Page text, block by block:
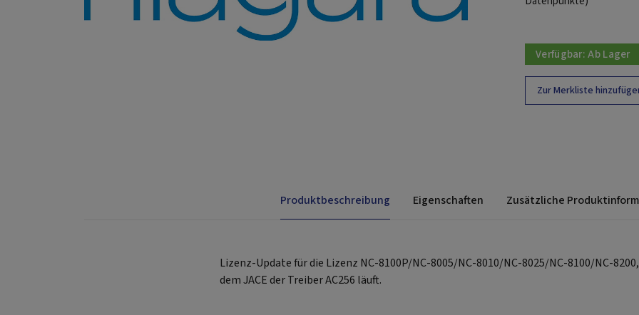
Verfügbar:Ab Lager
Zur Merkliste
Produktbeschreibung Eigenschaften Zusätzliche
Lizenz-Update für die Lizenz NC-8100P/NC-8005/NC-8010/NC-8025/NC-8100/NC-
dem JACE der Treiber AC256 läuft.